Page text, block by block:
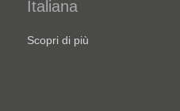
Scopri di più